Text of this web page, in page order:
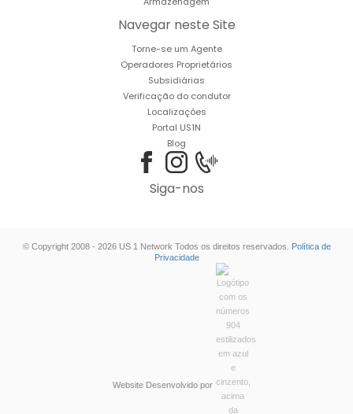
Navegar neste Site
Torne-se um Agente
Operadores Proprietários
Subsidiárias
Verificação do condutor
Localizações
Portal US1N
Blog
Siga-nos
© Copyright 2008 - 2026 US 1 Network Todos os direitos reservados.
Política de
Privacidade
Website Desenvolvido por